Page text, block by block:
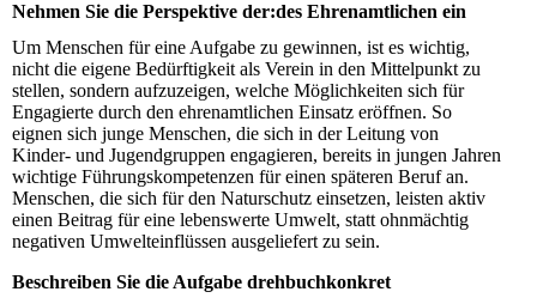
Nehmen Sie die Perspektive der:des Ehrenamtlichen ein
Um Menschen für eine Aufgabe zu gewinnen, ist es wichtig,
nicht die eigene Bedürftigkeit als Verein in den Mittelpunkt zu
stellen, sondern aufzuzeigen, welche Möglichkeiten sich für
Engagierte durch den ehrenamtlichen Einsatz eröffnen. So
eignen sich junge Menschen, die sich in der Leitung von
Kinder- und Jugendgruppen engagieren, bereits in jungen Jahren
wichtige Führungskompetenzen für einen späteren Beruf an.
Menschen, die sich für den Naturschutz einsetzen, leisten aktiv
einen Beitrag für eine lebenswerte Umwelt, statt ohnmächtig
negativen Umwelteinflüssen ausgeliefert zu sein.
Beschreiben Sie die Aufgabe drehbuchkonkret